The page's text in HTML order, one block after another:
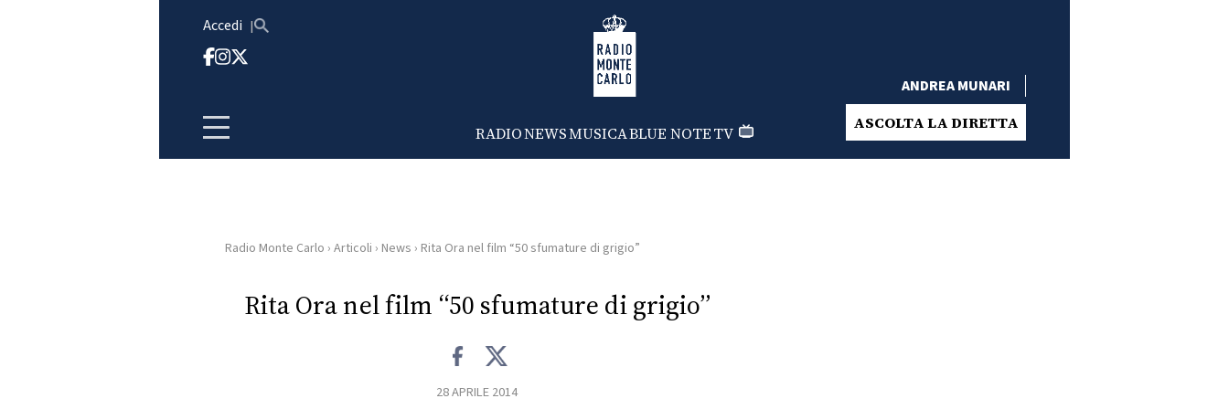
Accedi Radio Monte Carlo
RADIONEWSMUSICABLUE NOTETV
ANDREA MUNARI
ASCOLTA LA DIRETTA
HOMERadio Monte Carlo › Articoli › News › Rita Ora nel film “50 sfumature di grigio”
Rita Ora nel film “50 sfumature di grigio”
28 APRILE 2014